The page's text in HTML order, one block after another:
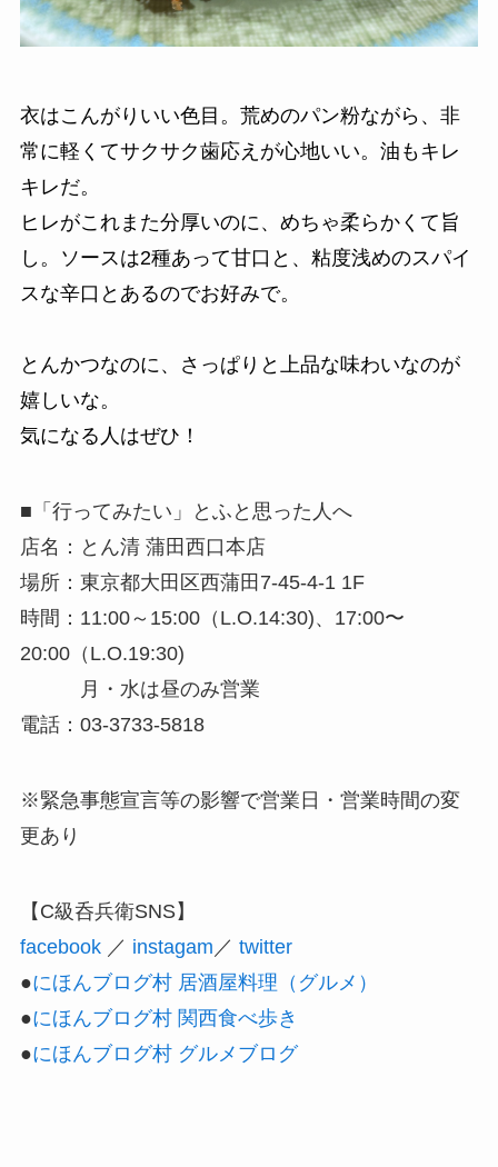
衣はこんがりいい色目。荒めのパン粉ながら、非
常に軽くてサクサク歯応えが心地いい。油もキレ
キレだ。
ヒレがこれまた分厚いのに、めちゃ柔らかくて旨
し。
ソースは2種あって甘口と、粘度浅めのスパイ
スな辛口とあるのでお好みで。
とんかつなのに、さっぱりと上品な味わいなのが
嬉しいな。
気になる人はぜひ！
■「行ってみたい」とふと思った人へ
店名：とん清 蒲田西口本店
場所：東京都大田区西蒲田7-45-4-1 1F
時間：11:00～15:00（L.O.14:30)、17:00〜
20:00（L.O.19:30)
月・水は昼のみ営業
電話：03-3733-5818
※緊急事態宣言等の影響で営業日・営業時間の変
更あり
【C級呑兵衛SNS】
facebook／ instagam ／ twitter
●にほんブログ村 居酒屋料理（グルメ）
●にほんブログ村 関西食べ歩き
●にほんブログ村 グルメブログ